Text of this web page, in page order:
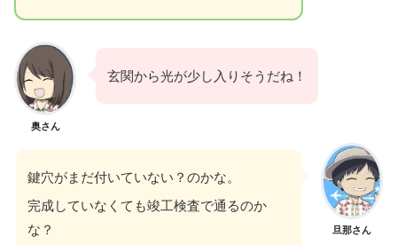
奥さん
玄関から光が少し入りそうだね！
旦那さん
鍵穴がまだ付いていない？のかな。
完成していなくても竣工検査で通るのか
な？